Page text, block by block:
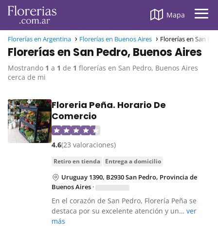
Mapa
Florerías en Argentina Florerías en Buenos Aires Florerías en San
Florerías en San Pedro, Buenos Aires
Mostrando 1 a 1 de 1 florerías en San Pedro, Buenos Aires
cerca de mi
Floreria Peña. Horario De
Comercio
4.6(23 valoraciones)
retiro en tienda entrega a domicilio
Uruguay 1390, B2930 San Pedro, Provincia de
Buenos Aires ·
En el corazón de San Pedro, Florería Peña se
destaca por su excelente atención y un… ver
más